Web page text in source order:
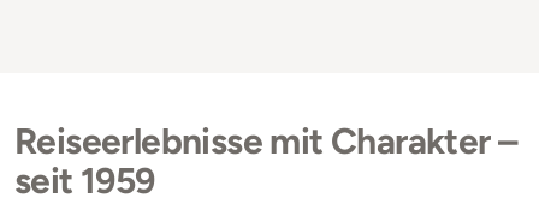
Reiseerlebnisse mit Charakter –
seit 1959